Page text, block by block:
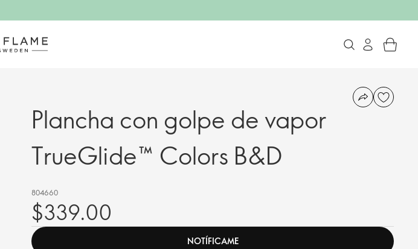
Plancha con golpe de vapor
TrueGlide™ Colors B&D
804660
$339.00
NOTÍFICAME